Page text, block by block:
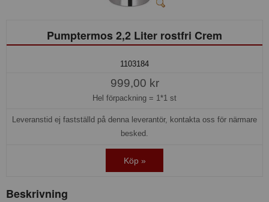
Pumptermos 2,2 Liter rostfri Crem
1103184
999,00 kr
Hel förpackning = 1*1 st
Leveranstid ej fastställd på denna leverantör, kontakta oss för närmare
besked.
Köp »
Beskrivning